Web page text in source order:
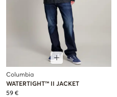
Columbia
WATERTIGHT™ II JACKET
59 €